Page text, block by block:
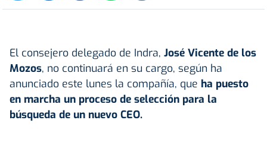
El consejero delegado de Indra, José Vicente de los
Mozos, no continuará en su cargo, según ha
anunciado este lunes la compañía, que ha puesto
en marcha un proceso de selección para la
búsqueda de un nuevo CEO.